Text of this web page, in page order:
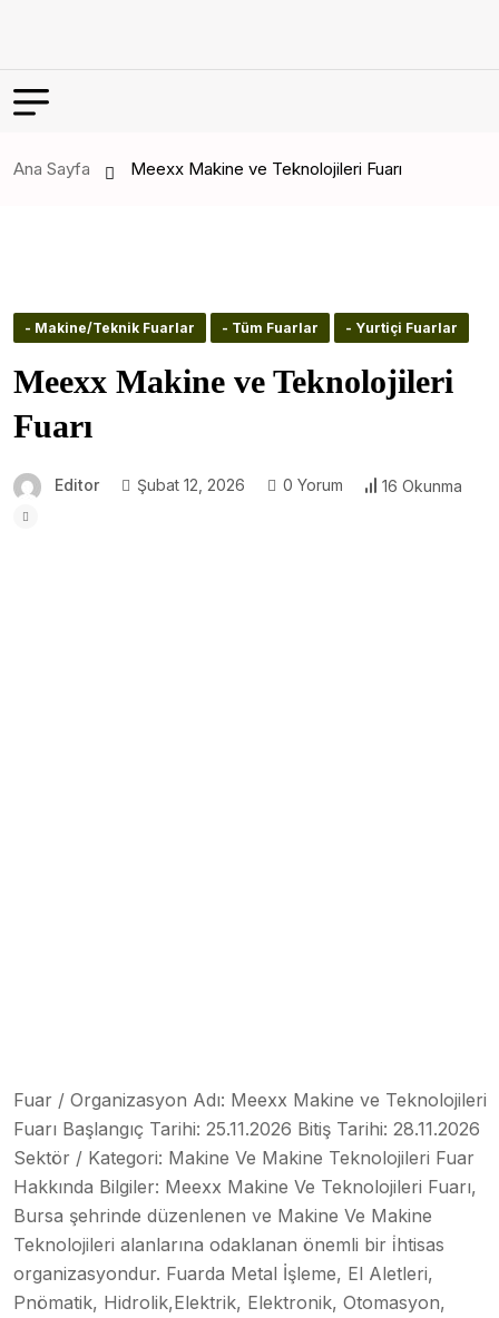
Ana Sayfa Meexx Makine ve Teknolojileri Fuarı
- Makine/Teknik Fuarlar - Tüm Fuarlar - Yurtiçi Fuarlar
Meexx Makine ve Teknolojileri
Fuarı
Editor Şubat 12, 2026 0 Yorum 16 Okunma
Fuar / Organizasyon Adı: Meexx Makine ve Teknolojileri
Fuarı Başlangıç Tarihi: 25.11.2026 Bitiş Tarihi: 28.11.2026
Sektör / Kategori: Makine Ve Makine Teknolojileri Fuar
Hakkında Bilgiler: Meexx Makine Ve Teknolojileri Fuarı,
Bursa şehrinde düzenlenen ve Makine Ve Makine
Teknolojileri alanlarına odaklanan önemli bir i̇htisas
organizasyondur. Fuarda Metal İşleme, El Aletleri,
Pnömatik, Hidrolik,Elektrik, Elektronik, Otomasyon,